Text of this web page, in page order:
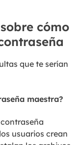
cómo
que te serían
maestra?
usuarios crean